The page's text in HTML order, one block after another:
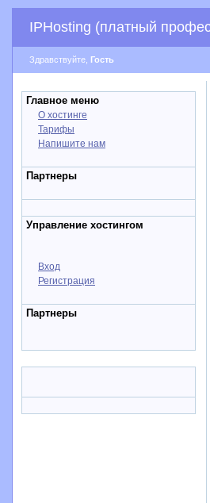
IPHosting (платный
Здравствуйте, Гость
Главное меню
О хостинге
Тарифы
Напишите нам
Партнеры
Управление хостингом
Вход
Регистрация
Партнеры